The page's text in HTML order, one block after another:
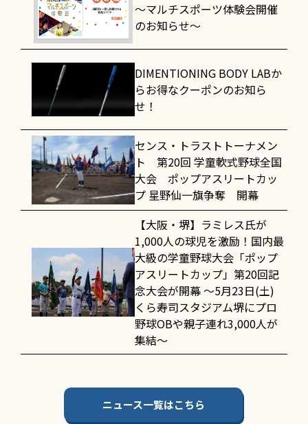
～マルチスポーツ体験会開催
のお知らせ～
DIMENTIONING BODY LABか
らお得なクーポンのお知ら
せ！
センス・トラストトーナメン
ト 第20回 学童軟式野球全国
大会 ポップアスリートカッ
プ 星野仙一旗争奪 開幕
【大阪・堺】ラミレス氏が
1,000人の球児を激励！国内最
大級の学童野球大会「ポップ
アスリートカップ」第20回記
念大会が開幕 〜5月23日(土)
くら寿司スタジアム堺にプロ
野球OBや親子連れ3,000人が
集結〜
ニュース一覧はこちら